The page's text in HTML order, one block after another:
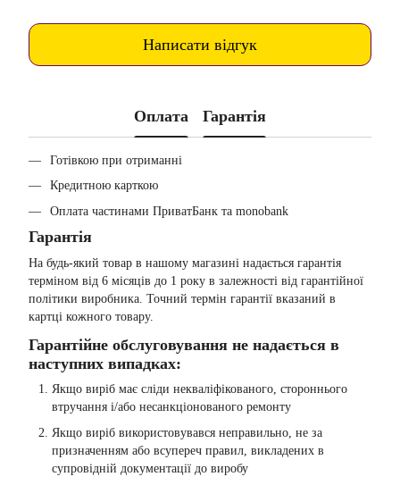
Написати відгук
Оплата Гарантія
Готівкою при отриманні
Кредитною карткою
Оплата частинами ПриватБанк та monobank
Гарантія
На будь-який товар в нашому магазині надається гарантія
терміном від 6 місяців до 1 року в залежності від гарантійної
політики виробника. Точний термін гарантії вказаний в
картці кожного товару.
Гарантійне обслуговування не надається в
наступних випадках:
Якщо виріб має сліди некваліфікованого, стороннього
втручання і/або несанкціонованого ремонту
Якщо виріб використовувався неправильно, не за
призначенням або всупереч правил, викладених в
супровідній документації до виробу